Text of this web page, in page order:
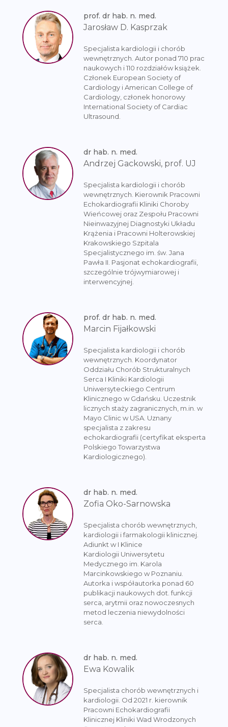
prof. dr hab. n. med.
Jarosław D. Kasprzak
Specjalista kardiologii i chorób
wewnętrznych. Autor ponad 710 prac
naukowych i 110 rozdziałów książek.
Członek European Society of
Cardiology i American College of
Cardiology, członek honorowy
International Society of Cardiac
Ultrasound.
dr hab. n. med.
Andrzej Gackowski, prof. UJ
Specjalista kardiologii i chorób
wewnętrznych. Kierownik Pracowni
Echokardiografii Kliniki Choroby
Wieńcowej oraz Zespołu Pracowni
Nieinwazyjnej Diagnostyki Układu
Krążenia i Pracowni Holterowskiej
Krakowskiego Szpitala
Specjalistycznego im. św. Jana
Pawła II. Pasjonat echokardiografii,
szczególnie trójwymiarowej i
interwencyjnej.
prof. dr hab. n. med.
Marcin Fijałkowski
Specjalista kardiologii i chorób
wewnętrznych. Koordynator
Oddziału Chorób Strukturalnych
Serca I Kliniki Kardiologii
Uniwersyteckiego Centrum
Klinicznego w Gdańsku. Uczestnik
licznych staży zagranicznych, m.in. w
Mayo Clinic w USA. Uznany
specjalista z zakresu
echokardiografii (certyfikat eksperta
Polskiego Towarzystwa
Kardiologicznego).
dr hab. n. med.
Zofia Oko-Sarnowska
Specjalista chorób wewnętrznych,
kardiologii i farmakologii klinicznej.
Adiunkt w I Klinice
Kardiologii Uniwersytetu
Medycznego im. Karola
Marcinkowskiego w Poznaniu.
Autorka i współautorka ponad 60
publikacji naukowych dot. funkcji
serca, arytmii oraz nowoczesnych
metod leczenia niewydolności
serca.
dr hab. n. med.
Ewa Kowalik
Specjalista chorób wewnętrznych i
kardiologii. Od 2021 r. kierownik
Pracowni Echokardiografii
Klinicznej Kliniki Wad Wrodzonych